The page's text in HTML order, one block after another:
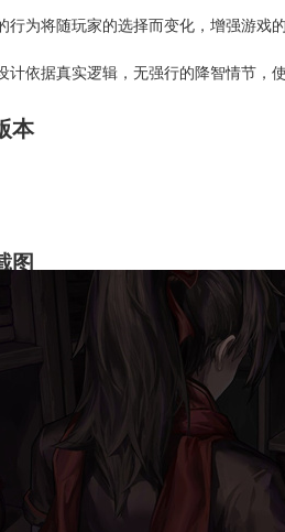
行为将随玩家的选择而变化，增强游戏的
计依据真实逻辑，无强行的降智情节，
本
图